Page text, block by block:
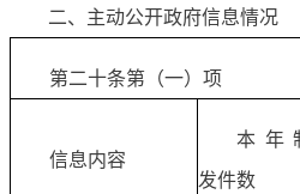
二、主动公开政府信息情况
第二十条第（一）项
信息内容
本年
发件数